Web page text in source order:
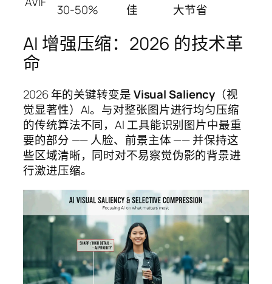
30-50%
佳
大节省
AI 增强压缩：2026 的技术革
命
2026 年的关键转变是Visual Saliency （视
觉显著性）AI。与对整张图片进行均匀压缩
的传统算法不同，AI 工具能识别图片中最重
要的部分 —— 人脸、前景主体 —— 并保持这
些区域清晰，同时对不易察觉伪影的背景进
行激进压缩。